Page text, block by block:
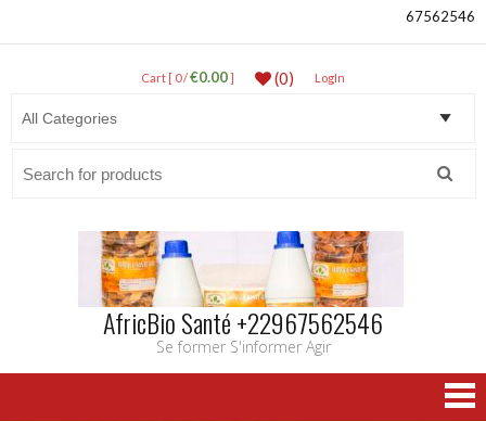
67562546
Cart [ 0 /€0.00] (0) LogIn
AfricBio Santé +22967562546
Se former S'informer Agir